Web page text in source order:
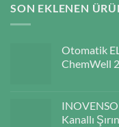
SON EKLENEN
Otomatik
ChemWell
INOVENSO
Kanallı